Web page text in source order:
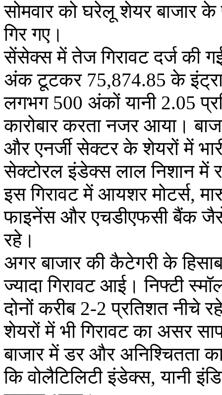
सोमवार को घरेलू शेयर बाजार
गिर गए।
सेंसेक्स में तेज गिरावट दर्ज की
अंक टूटकर 75,874.85 के
लगभग 500 अंकों यानी 2.05
कारोबार करता नजर आया।
और एनर्जी सेक्टर के शेयरों में
सेक्टोरल इंडेक्स लाल निशान में
इस गिरावट में आयशर मोटर्स,
फाइनेंस और एचडीएफसी बैंक
रहे।
अगर बाजार की कैटेगरी के
ज्यादा गिरावट आई। निफ्टी
दोनों करीब 2-2 प्रतिशत नीचे
शेयरों में भी गिरावट का असर
बाजार में डर और अनिश्चितता
कि वोलैटिलिटी इंडेक्स, यानी